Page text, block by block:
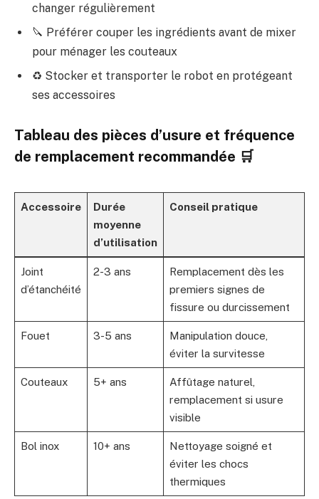
changer régulièrement
🔪 Préférer couper les ingrédients avant de mixer
pour ménager les couteaux
♻️ Stocker et transporter le robot en protégeant
ses accessoires
Tableau des pièces d’usure et fréquence
de remplacement recommandée 🛒
Accessoire
Durée
moyenne
d’utilisation
Conseil pratique
Joint
d’étanchéité
2-3 ans
Remplacement dès les
premiers signes de
fissure ou durcissement
Fouet 3-5 ans
Manipulation douce,
éviter la survitesse
Couteaux 5+ ans
Affûtage naturel,
remplacement si usure
visible
Bol inox 10+ ans
Nettoyage soigné et
éviter les chocs
thermiques